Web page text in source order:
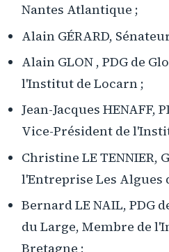
Nantes Atlantique ;
Alain GÉRARD,
Alain GLON , PDG de
l'Institut de Locarn ;
Jean-Jacques HENAFF,
Vice-Président de
Christine LE TENNIER,
l'Entreprise Les Algues
Bernard LE NAIL, PDG
du Large, Membre de
Bretagne ;